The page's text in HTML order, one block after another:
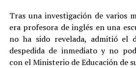
Tras una investigación de varios
era profesora de inglés en una
no ha sido revelada, admitió el
despedida de inmediato y no
con el Ministerio de Educación de